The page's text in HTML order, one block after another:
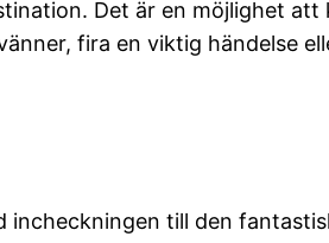
Det är en möjlighet
fira en viktig händelse
till den